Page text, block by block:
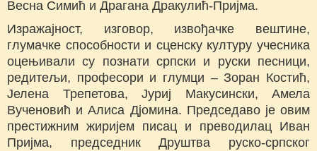
Весна Симић и Драгана Дракулић-Пријма.
Изражајност, изговор, извођачке вештине,
глумачке способности и сценску културу учесника
оцењивали су познати српски и руски песници,
редитељи, професори и глумци – Зоран Костић,
Јелена Трепетова, Јуриј Макусински, Амела
Вученовић и Алиса Дјомина. Председаво је овим
престижним жиријем писац и преводилац Иван
Пријма, председник Друштва руско-српског